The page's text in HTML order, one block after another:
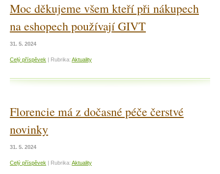
Moc děkujeme všem kteří při nákupech
na eshopech používají GIVT
31. 5. 2024
Celý příspěvek | Rubrika: Aktuality
Florencie má z dočasné péče čerstvé
novinky
31. 5. 2024
Celý příspěvek | Rubrika: Aktuality